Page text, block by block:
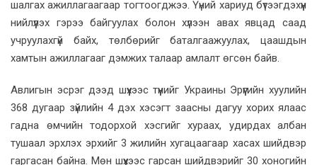
шалгах ажиллагаагаар тогтоогджээ. Үүний хариуд бүтээгдэхүүн
нийлүүлэх гэрээ байгуулах болон хүлээн авах явцад саад
учруулахгүй байх, төлбөрийг баталгаажуулах, цаашдын
хамтын ажиллагааг дэмжих талаар амлалт өгсөн байв.
Авлигын эсрэг дээд шүүхээс түүнийг Украины Эрүүгийн хуулийн
368 дугаар зүйлийн 4 дэх хэсэгт заасны дагуу хорих ялаас
гадна өмчийн тодорхой хэсгийг хураах, удирдах албан
тушаал эрхлэх эрхийг 3 жилийн хугацаагаар хасах шийдвэр
гаргасан байна. Мөн шүүхээс гарсан шийдвэрийг 30 хоногийн